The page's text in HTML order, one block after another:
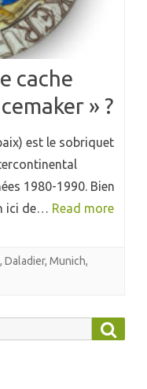
cache
» ?
est le sobriquet
1980-1990. Bien
ici de… Read more
, Daladier, Munich,